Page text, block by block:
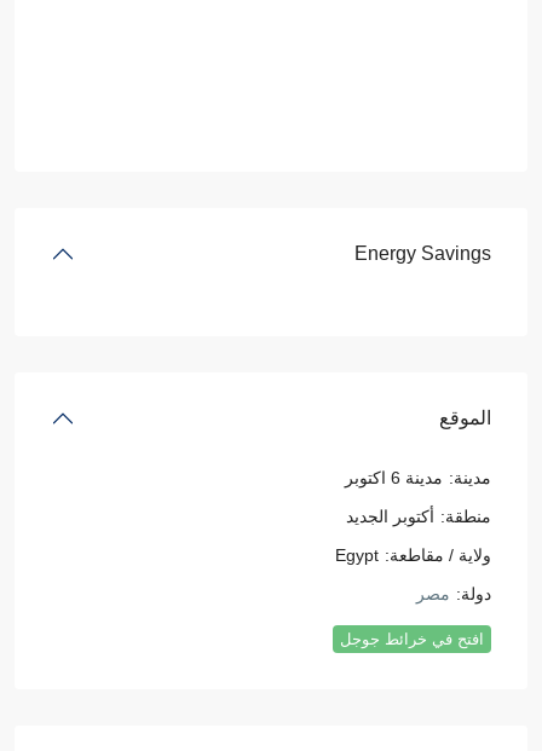
Energy Savings
الموقع
مدينة: مدينة 6 اكتوبر
منطقة: أكتوبر الجديد
ولاية / مقاطعة: Egypt
دولة: مصر
افتح في خرائط جوجل